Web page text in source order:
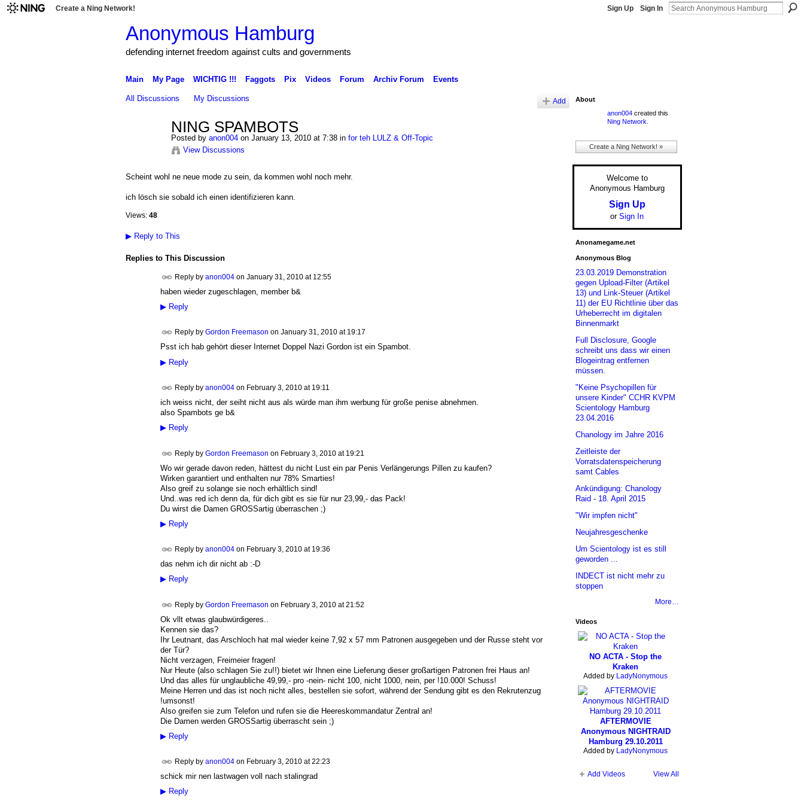
Create a Ning Network! Sign Up Sign In
Anonymous Hamburg
defending internet freedom against cults and governments
Main My Page WICHTIG !!! Faggots Pix Videos Forum Archiv Forum Events
All Discussions My Discussions Add
NING SPAMBOTS
Posted by anon004on January 13, 2010 at 7:38 in for teh LULZ & Off-Topic
View Discussions
Scheint wohl ne neue mode zu sein, da kommen wohl noch mehr.
ich lösch sie sobald ich einen identifizieren kann.
Views: 48
▶Reply to This
Replies to This Discussion
Reply by anon004on January 31, 2010 at 12:55
haben wieder zugeschlagen, member b&
▶Reply
Reply by Gordon Freemason on January 31, 2010 at 19:17
Psst ich hab gehört dieser Internet Doppel Nazi Gordon ist ein Spambot.
▶Reply
Reply by anon004on February 3, 2010 at 19:11
ich weiss nicht, der seiht nicht aus als würde man ihm werbung für große penise abnehmen.
also Spambots ge b&
▶Reply
Reply by Gordon Freemason on February 3, 2010 at 19:21
Wo wir gerade davon reden, hättest du nicht Lust ein par Penis Verlängerungs Pillen zu kaufen?
Wirken garantiert und enthalten nur 78% Smarties!
Also greif zu solange sie noch erhältlich sind!
Und..was red ich denn da, für dich gibt es sie für nur 23,99,- das Pack!
Du wirst die Damen GROSSartig überraschen ;)
▶Reply
Reply by anon004on February 3, 2010 at 19:36
das nehm ich dir nicht ab :-D
▶Reply
Reply by Gordon Freemason on February 3, 2010 at 21:52
Ok vllt etwas glaubwürdigeres..
Kennen sie das?
Ihr Leutnant, das Arschloch hat mal wieder keine 7,92 x 57 mm Patronen ausgegeben und der Russe steht vor
der Tür?
Nicht verzagen, Freimeier fragen!
Nur Heute (also schlagen Sie zu!!) bietet wir Ihnen eine Lieferung dieser großartigen Patronen frei Haus an!
Und das alles für unglaubliche 49,99,- pro -nein- nicht 100, nicht 1000, nein, per !10.000! Schuss!
Meine Herren und das ist noch nicht alles, bestellen sie sofort, während der Sendung gibt es den Rekrutenzug
!umsonst!
Also greifen sie zum Telefon und rufen sie die Heereskommandatur Zentral an!
Die Damen werden GROSSartig überrascht sein ;)
▶Reply
Reply by anon004on February 3, 2010 at 22:23
schick mir nen lastwagen voll nach stalingrad
▶Reply
About
anon004created this
Ning Network
Create a Ning Network! »
Welcome to
Anonymous Hamburg
Sign Up
or Sign In
Anonamegame.net
Anonymous Blog
23.03.2019 Demonstration
gegen Upload-Filter (Artikel
13) und Link-Steuer (Artikel
11) der EU Richtlinie über das
Urheberrecht im digitalen
Binnenmarkt
Full Disclosure, Google
schreibt uns dass wir einen
Blogeintrag entfernen
müssen.
"Keine Psychopillen für
unsere Kinder" CCHR KVPM
Scientology Hamburg
23.04.2016
Chanology im Jahre 2016
Zeitleiste der
Vorratsdatenspeicherung
samt Cables
Ankündigung: Chanology
Raid - 18. April 2015
"Wir impfen nicht"
Neujahresgeschenke
Um Scientology ist es still
geworden ...
INDECT ist nicht mehr zu
stoppen
More…
Videos
NO ACTA - Stop the
Kraken
Added by LadyNonymous
AFTERMOVIE
Anonymous NIGHTRAID
Hamburg 29.10.2011
Added by LadyNonymous
Add Videos View All